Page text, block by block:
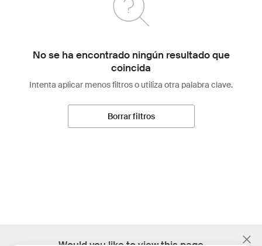
No se ha encontrado ningún resultado que
coincida
Intenta aplicar menos filtros o utiliza otra palabra clave.
Borrar filtros